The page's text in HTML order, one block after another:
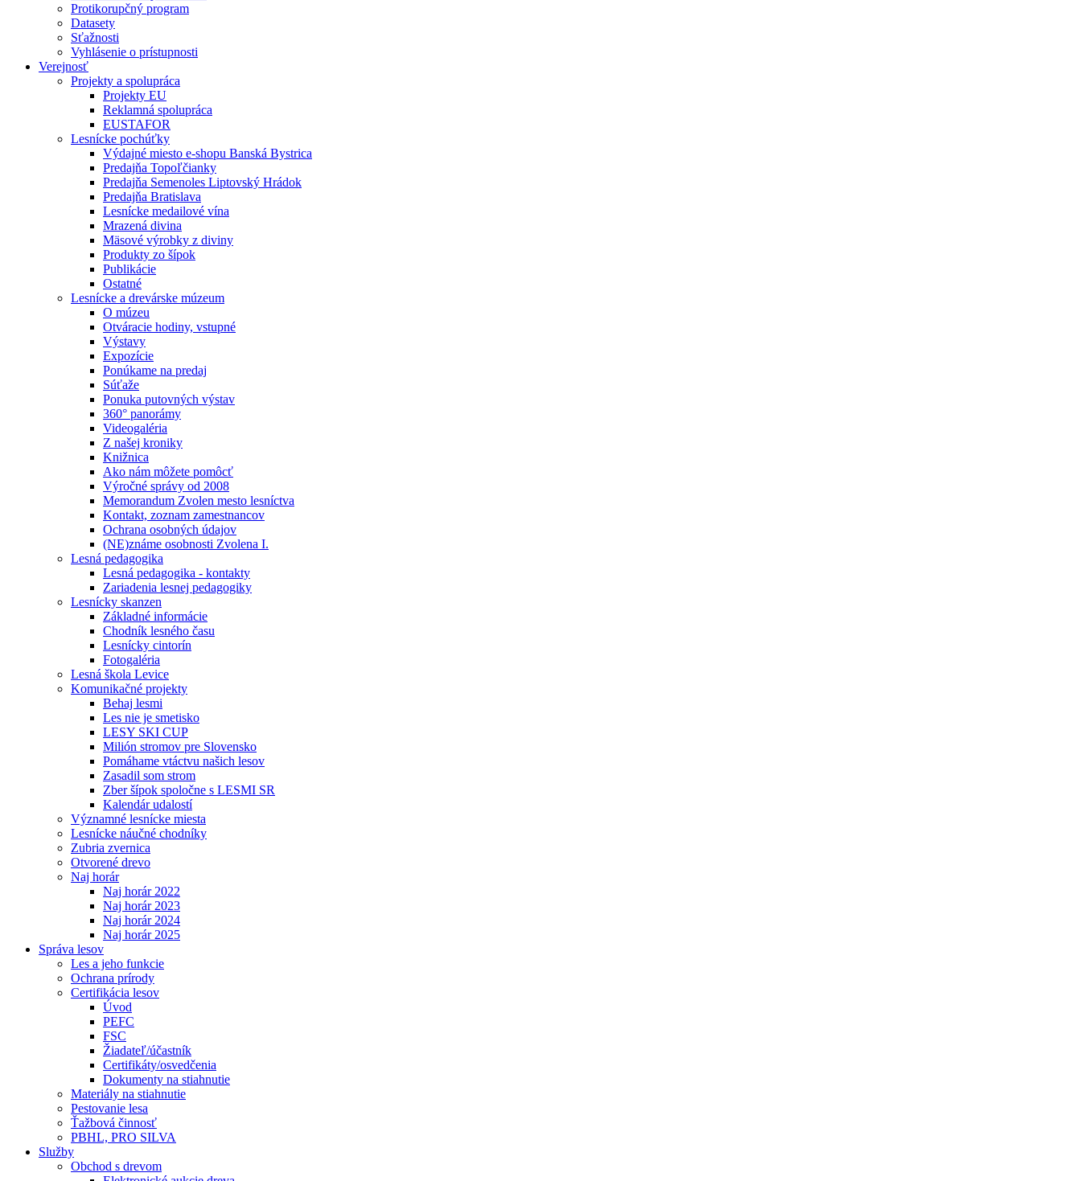
Protikorupčný program
Datasety
Sťažnosti
Vyhlásenie o prístupnosti
Verejnosť
Projekty a spolupráca
Projekty EU
Reklamná spolupráca
EUSTAFOR
Lesnícke pochúťky
Výdajné miesto e-shopu Banská Bystrica
Predajňa Topoľčianky
Predajňa Semenoles Liptovský Hrádok
Predajňa Bratislava
Lesnícke medailové vína
Mrazená divina
Mäsové výrobky z diviny
Produkty zo šípok
Publikácie
Ostatné
Lesnícke a drevárske múzeum
O múzeu
Otváracie hodiny, vstupné
Výstavy
Expozície
Ponúkame na predaj
Súťaže
Ponuka putovných výstav
360° panorámy
Videogaléria
Z našej kroniky
Knižnica
Ako nám môžete pomôcť
Výročné správy od 2008
Memorandum Zvolen mesto lesníctva
Kontakt, zoznam zamestnancov
Ochrana osobných údajov
(NE)známe osobnosti Zvolena I.
Lesná pedagogika
Lesná pedagogika - kontakty
Zariadenia lesnej pedagogiky
Lesnícky skanzen
Základné informácie
Chodník lesného času
Lesnícky cintorín
Fotogaléria
Lesná škola Levice
Komunikačné projekty
Behaj lesmi
Les nie je smetisko
LESY SKI CUP
Milión stromov pre Slovensko
Pomáhame vtáctvu našich lesov
Zasadil som strom
Zber šípok spoločne s LESMI SR
Kalendár udalostí
Významné lesnícke miesta
Lesnícke náučné chodníky
Zubria zvernica
Otvorené drevo
Naj horár
Naj horár 2022
Naj horár 2023
Naj horár 2024
Naj horár 2025
Správa lesov
Les a jeho funkcie
Ochrana prírody
Certifikácia lesov
Úvod
PEFC
FSC
Žiadateľ/účastník
Certifikáty/osvedčenia
Dokumenty na stiahnutie
Materiály na stiahnutie
Pestovanie lesa
Ťažbová činnosť
PBHL, PRO SILVA
Služby
Obchod s drevom